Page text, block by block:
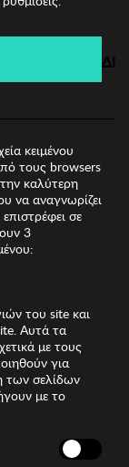
δευτ.
κειμένου
τους browsers
καλύτερη
να αναγνωρίζει
σε
3
του site και
Αυτά τα
με τους
για
των σελίδων
με το